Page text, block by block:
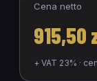
Cena netto
915,50
+ VAT 23% ·